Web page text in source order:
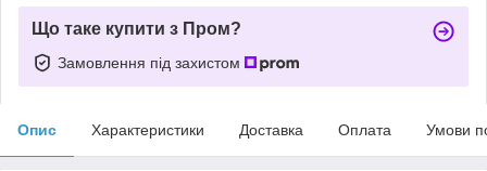
Що таке купити з Пром?
Замовлення під захистом
Опис Характеристики Доставка Оплата Умови